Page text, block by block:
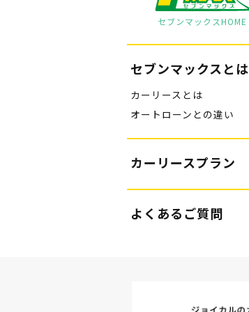
セブンマックスHOME
セブンマックスとは
カーリースとは
オートローンとの違い
カーリースプラン
よくあるご質問